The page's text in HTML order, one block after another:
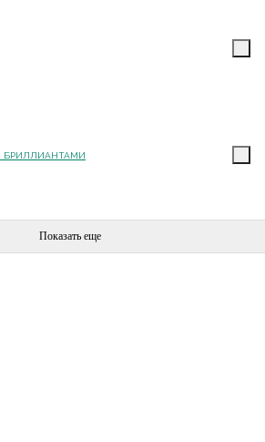
БРИЛЛИАНТАМИ
Показать еще